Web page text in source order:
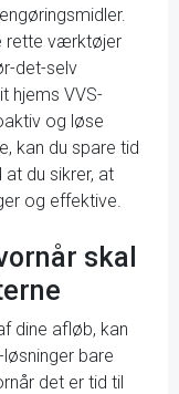
rette værktøjer
det-selv
hjems VVS-
og løse
kan du spare tid
du sikrer, at
og effektive.
skal
dine afløb, kan
bare
det er tid til